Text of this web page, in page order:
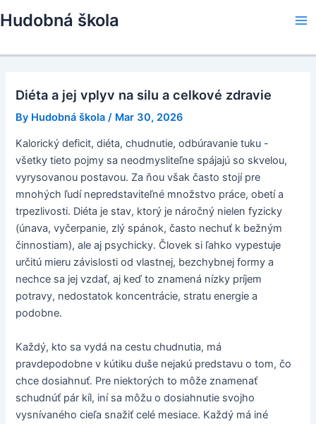
to
Hudobná škola
Diéta a jej vplyv na silu a celkové zdravie
By Hudobná škola / Mar 30, 2026
Kalorický deficit, diéta, chudnutie, odbúravanie tuku -
všetky tieto pojmy sa neodmysliteľne spájajú so skvelou,
vyrysovanou postavou. Za ňou však často stojí pre
mnohých ľudí nepredstaviteľné množstvo práce, obetí a
trpezlivosti. Diéta je stav, ktorý je náročný nielen fyzicky
(únava, vyčerpanie, zlý spánok, často nechuť k bežným
činnostiam), ale aj psychicky. Človek si ľahko vypestuje
určitú mieru závislosti od vlastnej, bezchybnej formy a
nechce sa jej vzdať, aj keď to znamená nízky príjem
potravy, nedostatok koncentrácie, stratu energie a
podobne.
Každý, kto sa vydá na cestu chudnutia, má
pravdepodobne v kútiku duše nejakú predstavu o tom, čo
chce dosiahnuť. Pre niektorých to môže znamenať
schudnúť pár kíl, iní sa môžu o dosiahnutie svojho
vysnívaného cieľa snažiť celé mesiace. Každý má iné